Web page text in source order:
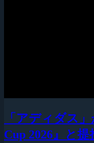
「アディダス
Cup 2026』と